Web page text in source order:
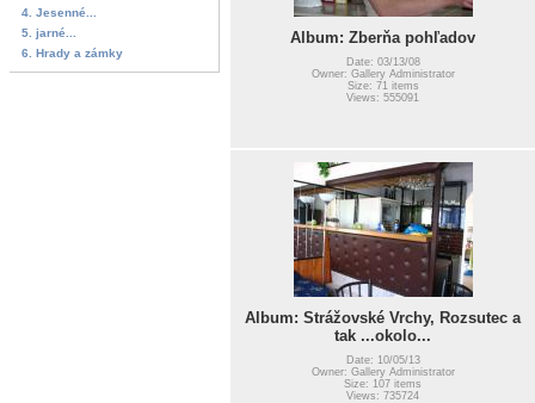
4. Jesenné...
5. jarné...
6. Hrady a zámky
Album: Zberňa pohľadov
Date: 03/13/08
Owner: Gallery Administrator
Size: 71 items
Views: 555091
Album: Strážovské Vrchy, Rozsutec a
tak ...okolo...
Date: 10/05/13
Owner: Gallery Administrator
Size: 107 items
Views: 735724